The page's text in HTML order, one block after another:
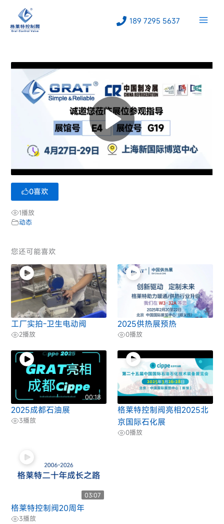
189 7295 5637
0喜欢
1播放
动态
您还可能喜欢
工厂实拍-卫生电动阀
2播放
2025供热展预热
0播放
00:18
2025成都石油展
3播放
格莱特控制阀亮相2025北
京国际石化展
0播放
03:07
格莱特控制阀20周年
3播放